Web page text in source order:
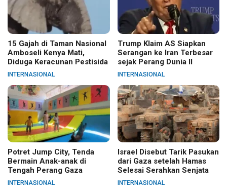
15 Gajah di Taman Nasional
Amboseli Kenya Mati,
Diduga Keracunan Pestisida
INTERNASIONAL
Trump Klaim AS Siapkan
Serangan ke Iran Terbesar
sejak Perang Dunia II
INTERNASIONAL
Potret Jump City, Tenda
Bermain Anak-anak di
Tengah Perang Gaza
INTERNASIONAL
Israel Disebut Tarik Pasukan
dari Gaza setelah Hamas
Selesai Serahkan Senjata
INTERNASIONAL